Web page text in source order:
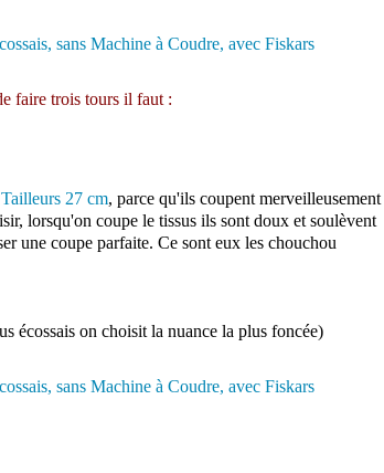
faire trois tours il faut :
27 cm, parce qu'ils coupent merveilleusement
lorsqu'on coupe le tissus ils sont doux et soulèvent
une coupe parfaite. Ce sont eux les chouchou
écossais on choisit la nuance la plus foncée)